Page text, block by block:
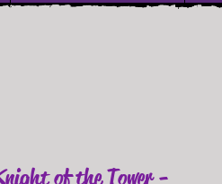
of the Tower -